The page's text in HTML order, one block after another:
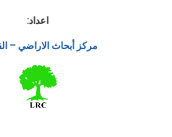
اعداد:
مركز أبحاث الاراضي –